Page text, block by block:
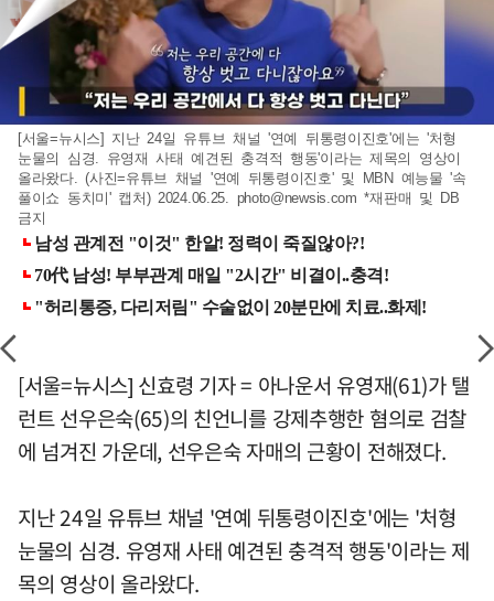
[서울=뉴시스] 지난 24일 유튜브 채널 '연예 뒤통령이진호'에는 '처형
눈물의 심경. 유영재 사태 예견된 충격적 행동'이라는 제목의 영상이
올라왔다. (사진=유튜브 채널 '연예 뒤통령이진호' 및 MBN 예능물 '속
풀이쇼 동치미' 캡처) 2024.06.25. photo@newsis.com *재판매 및 DB
금지
[서울=뉴시스] 신효령 기자 = 아나운서 유영재(61)가 탤
런트 선우은숙(65)의 친언니를 강제추행한 혐의로 검찰
에 넘겨진 가운데, 선우은숙 자매의 근황이 전해졌다.
지난 24일 유튜브 채널 '연예 뒤통령이진호'에는 '처형
눈물의 심경. 유영재 사태 예견된 충격적 행동'이라는 제
목의 영상이 올라왔다.